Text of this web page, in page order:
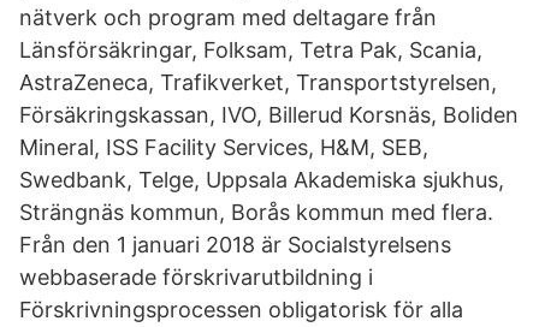
nätverk och program med deltagare från
Länsförsäkringar, Folksam, Tetra Pak, Scania,
AstraZeneca, Trafikverket, Transportstyrelsen,
Försäkringskassan, IVO, Billerud Korsnäs, Boliden
Mineral, ISS Facility Services, H&M, SEB,
Swedbank, Telge, Uppsala Akademiska sjukhus,
Strängnäs kommun, Borås kommun med flera.
Från den 1 januari 2018 är Socialstyrelsens
webbaserade förskrivarutbildning i
Förskrivningsprocessen obligatorisk för alla